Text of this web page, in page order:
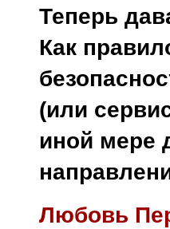
Теперь
Как
(или
иной мере
Любовь